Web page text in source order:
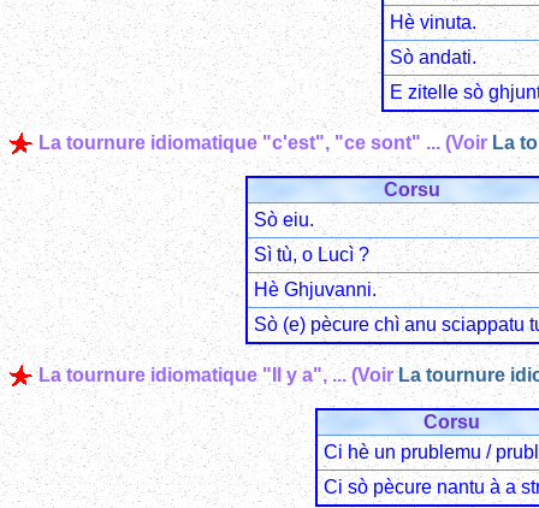
Hè vinuta.
Sò andati.
E zitelle sò
La tournure idiomatique "c'est", "ce sont" ... (Voir La
Corsu
Sò eiu.
Sì tù, o Lucì ?
Hè Ghjuvanni.
Sò (e) pècure chì anu sciappatu
La tournure idiomatique "Il y a", ... (VoirLa tournure
Corsu
Ci hè un prublemu /
Ci sò pècure nantu à a